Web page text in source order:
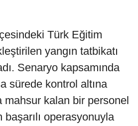
Türk Eğitim
yangın tatbikatı
Senaryo kapsamında
sürede kontrol altına
mahsur kalan bir personel
operasyonuyla